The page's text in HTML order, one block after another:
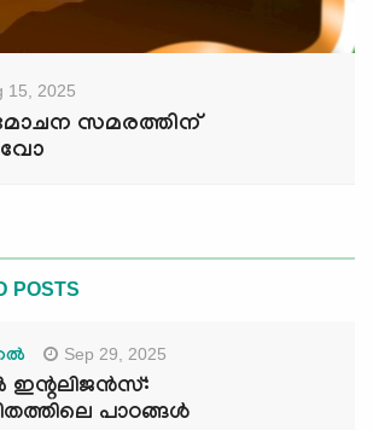
15, 2025
സമരത്തിന്
POSTS
Sep 29, 2025
പാഠങ്ങൾ